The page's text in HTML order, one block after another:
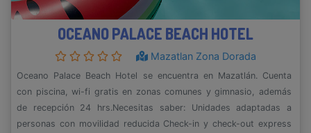
OCEANO PALACE BEACH HOTEL
Mazatlan Zona Dorada
Oceano Palace Beach Hotel se encuentra en Mazatlán. Cuenta
con piscina, wi-fi gratis en zonas comunes y gimnasio, además
de recepción 24 hrs.Necesitas saber: Unidades adaptadas a
personas con movilidad reducida Check-in y check-out express